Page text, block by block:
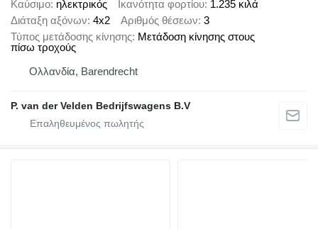
Καύσιμο ηλεκτρικός Ικανότητα φορτίου 1.235 κιλά
Διάταξη αξόνων 4x2 Αριθμός θέσεων 3
Τύπος μετάδοσης κίνησης Μετάδοση κίνησης στους
πίσω τροχούς
Ολλανδία, Barendrecht
P. van der Velden Bedrijfswagens B.V